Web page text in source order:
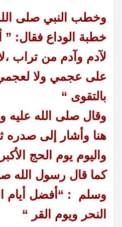
وخطب النبي صلى
خطبة الوداع فقال: ”
لآدم وآدم من تراب
على عجمي ولا
بالتقوى “
وقال صلى الله عليه
هنا وأشار إلى صدره
واليوم يوم الحج
كما قال رسول الله
وسلم : “أفضل أيام
النحر ويوم القر “